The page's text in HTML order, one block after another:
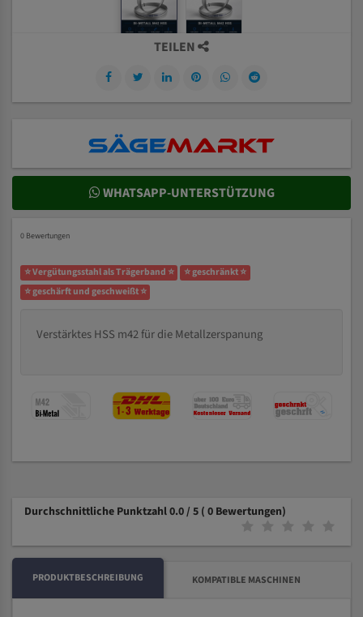
TEILEN
WHATSAPP-UNTERSTÜTZUNG
0 Bewertungen
⭐ Vergütungsstahl als Trägerband ⭐
⭐ geschränkt ⭐
⭐ geschärft und geschweißt ⭐
Verstärktes HSS m42 für die Metallzerspanung
Durchschnittliche Punktzahl 0.0 / 5 ( 0 Bewertungen)
PRODUKTBESCHREIBUNG KOMPATIBLE MASCHINEN